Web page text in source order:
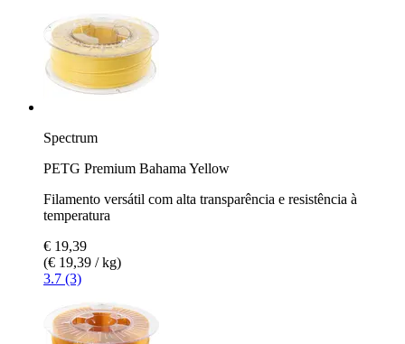
Spectrum
PETG Premium Bahama Yellow
Filamento versátil com alta transparência e resistência à
temperatura
€ 19,39
(€ 19,39 / kg)
3.7 (3)